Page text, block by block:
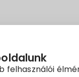
felhasználói